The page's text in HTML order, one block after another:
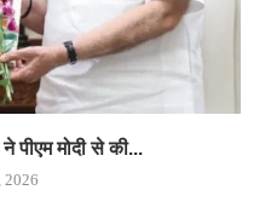
पीएम मोदी से की...
2026